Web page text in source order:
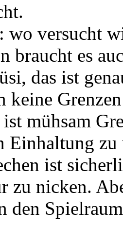
wo versucht
braucht es
das ist
keine
ist mühsam
Einhaltung
ist
zu nicken.
den